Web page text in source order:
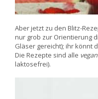
Aber jetzt zu den Blitz-
nur grob zur Orientierung
Gläser gereicht); ihr könnt
Die Rezepte sind alle vegan
laktosefrei).